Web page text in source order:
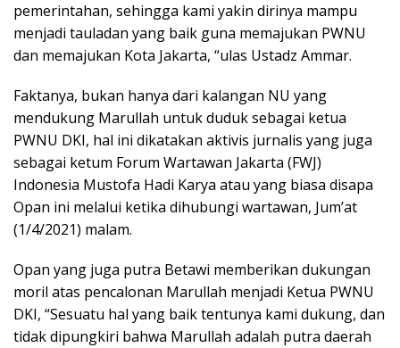
pemerintahan, sehingga kami yakin dirinya mampu
menjadi tauladan yang baik guna memajukan PWNU
dan memajukan Kota Jakarta, “ulas Ustadz Ammar.
Faktanya, bukan hanya dari kalangan NU yang
mendukung Marullah untuk duduk sebagai ketua
PWNU DKI, hal ini dikatakan aktivis jurnalis yang juga
sebagai ketum Forum Wartawan Jakarta (FWJ)
Indonesia Mustofa Hadi Karya atau yang biasa disapa
Opan ini melalui ketika dihubungi wartawan, Jum’at
(1/4/2021) malam.
Opan yang juga putra Betawi memberikan dukungan
moril atas pencalonan Marullah menjadi Ketua PWNU
DKI, “Sesuatu hal yang baik tentunya kami dukung, dan
tidak dipungkiri bahwa Marullah adalah putra daerah